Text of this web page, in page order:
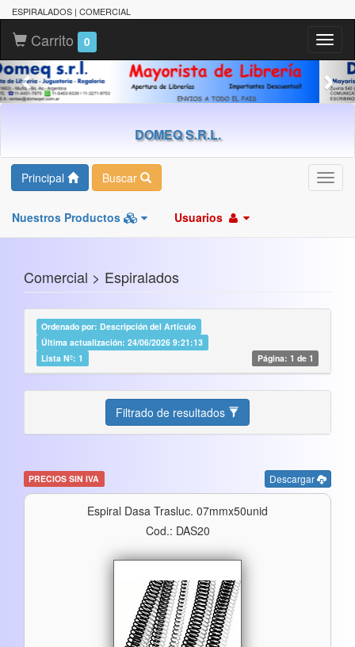
ESPIRALADOS | COMERCIAL
Carrito 0
DOMEQ S.R.L.
Principal Buscar
Nuestros Productos Usuarios
Comercial > Espiralados
Ordenado por: Descripción del Artículo
Última actualización: 24/06/2026 9:21:13
Lista Nº: 1
Página: 1 de 1
Filtrado de resultados
PRECIOS SIN IVA Descargar
Espiral Dasa Trasluc. 07mmx50unid
Cod.: DAS20